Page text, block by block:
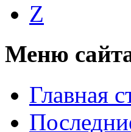
Z
Меню
Главная